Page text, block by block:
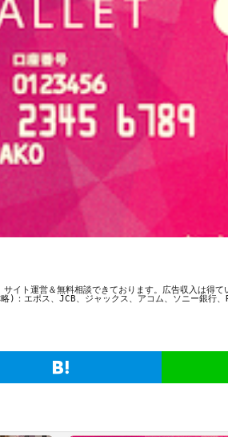
イト運営＆無料相談できております。広告収入は得
)：エポス、JCB、ジャックス、アコム、ソニー銀